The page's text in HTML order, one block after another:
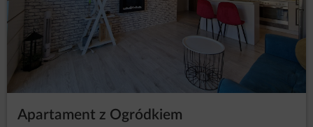
Apartament z Ogródkiem